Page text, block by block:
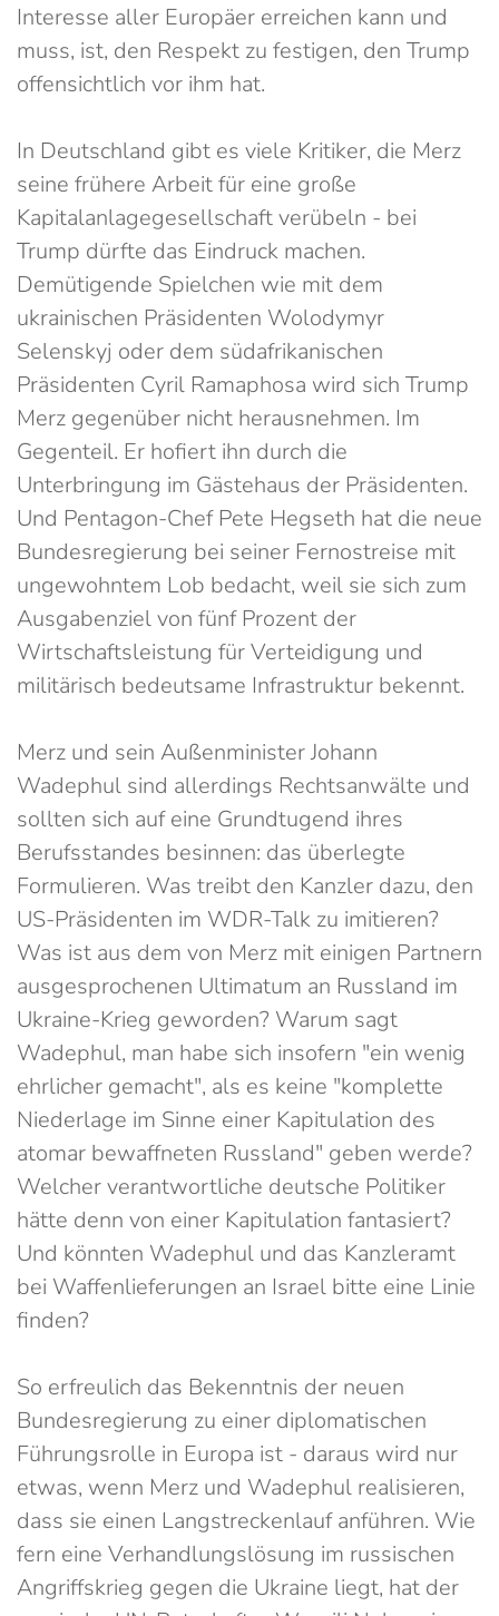
Interesse aller Europäer erreichen kann und
muss, ist, den Respekt zu festigen, den Trump
offensichtlich vor ihm hat.
In Deutschland gibt es viele Kritiker, die Merz
seine frühere Arbeit für eine große
Kapitalanlagegesellschaft verübeln - bei
Trump dürfte das Eindruck machen.
Demütigende Spielchen wie mit dem
ukrainischen Präsidenten Wolodymyr
Selenskyj oder dem südafrikanischen
Präsidenten Cyril Ramaphosa wird sich Trump
Merz gegenüber nicht herausnehmen. Im
Gegenteil. Er hofiert ihn durch die
Unterbringung im Gästehaus der Präsidenten.
Und Pentagon-Chef Pete Hegseth hat die neue
Bundesregierung bei seiner Fernostreise mit
ungewohntem Lob bedacht, weil sie sich zum
Ausgabenziel von fünf Prozent der
Wirtschaftsleistung für Verteidigung und
militärisch bedeutsame Infrastruktur bekennt.
Merz und sein Außenminister Johann
Wadephul sind allerdings Rechtsanwälte und
sollten sich auf eine Grundtugend ihres
Berufsstandes besinnen: das überlegte
Formulieren. Was treibt den Kanzler dazu, den
US-Präsidenten im WDR-Talk zu imitieren?
Was ist aus dem von Merz mit einigen Partnern
ausgesprochenen Ultimatum an Russland im
Ukraine-Krieg geworden? Warum sagt
Wadephul, man habe sich insofern "ein wenig
ehrlicher gemacht", als es keine "komplette
Niederlage im Sinne einer Kapitulation des
atomar bewaffneten Russland" geben werde?
Welcher verantwortliche deutsche Politiker
hätte denn von einer Kapitulation fantasiert?
Und könnten Wadephul und das Kanzleramt
bei Waffenlieferungen an Israel bitte eine Linie
finden?
So erfreulich das Bekenntnis der neuen
Bundesregierung zu einer diplomatischen
Führungsrolle in Europa ist - daraus wird nur
etwas, wenn Merz und Wadephul realisieren,
dass sie einen Langstreckenlauf anführen. Wie
fern eine Verhandlungslösung im russischen
Angriffskrieg gegen die Ukraine liegt, hat der